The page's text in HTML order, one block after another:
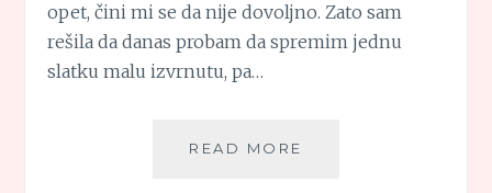
opet, čini mi se da nije dovoljno. Zato sam
rešila da danas probam da spremim jednu
slatku malu izvrnutu, pa…
READ MORE